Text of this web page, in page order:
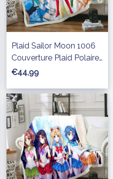
Plaid Sailor Moon 1006
Couverture Plaid Polaire
Plaid Canapé
€44,99